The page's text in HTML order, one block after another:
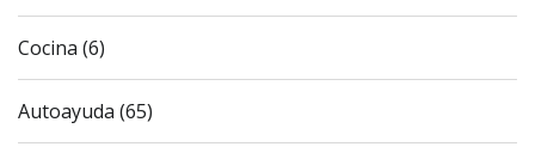
Cocina (6)
Autoayuda (65)